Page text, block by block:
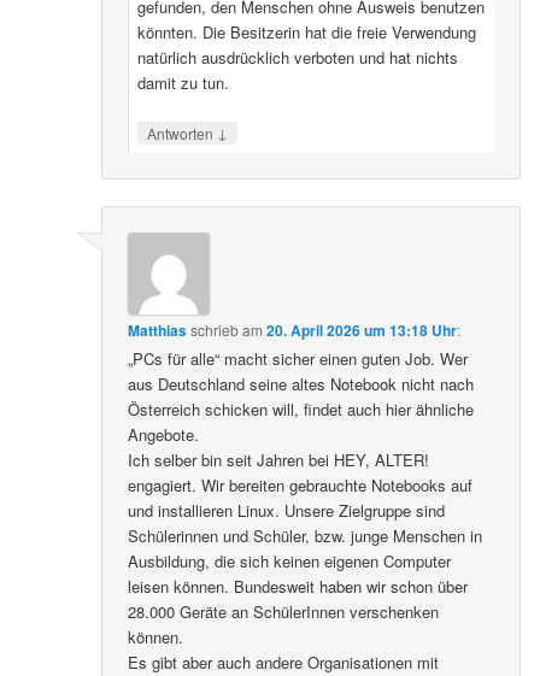
gefunden, den Menschen ohne Ausweis benutzen
könnten. Die Besitzerin hat die freie Verwendung
natürlich ausdrücklich verboten und hat nichts
damit zu tun.
Antworten ↓
Matthiasschriebam20. April 2026 um 13:18 Uhr:
„PCs für alle“ macht sicher einen guten Job. Wer
aus Deutschland seine altes Notebook nicht nach
Österreich schicken will, findet auch hier ähnliche
Angebote.
Ich selber bin seit Jahren bei HEY, ALTER!
engagiert. Wir bereiten gebrauchte Notebooks auf
und installieren Linux. Unsere Zielgruppe sind
Schülerinnen und Schüler, bzw. junge Menschen in
Ausbildung, die sich keinen eigenen Computer
leisen können. Bundesweit haben wir schon über
28.000 Geräte an SchülerInnen verschenken
können.
Es gibt aber auch andere Organisationen mit